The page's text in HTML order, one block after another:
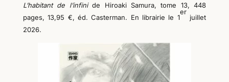
L’habitant de l’infinide Hiroaki Samura, tome 13, 448
pages, 13,95 €, éd. Casterman. En librairie le 1
er
juillet
2026.